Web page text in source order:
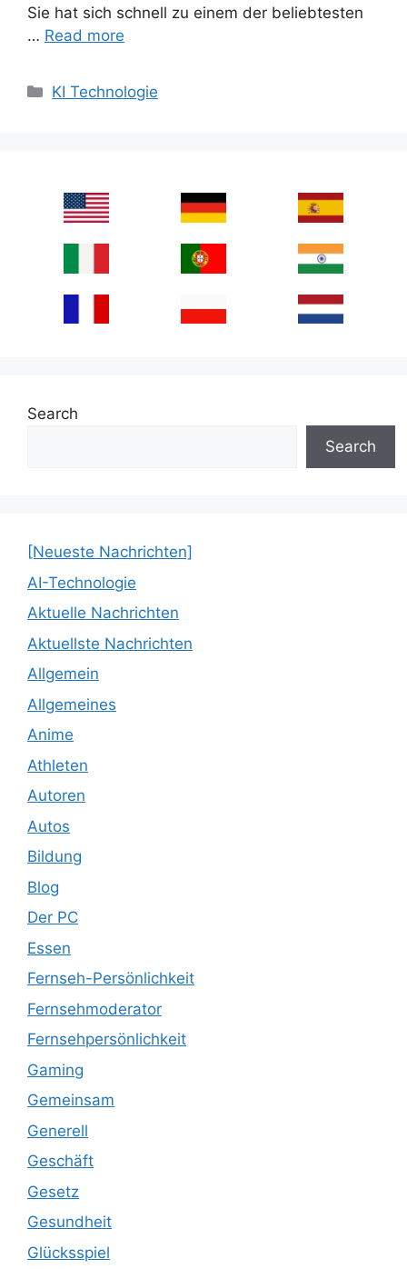
Sie hat sich schnell zu einem der beliebtesten
… Read more
Categories
KI Technologie
Search
Search
[Neueste Nachrichten]
AI-Technologie
Aktuelle Nachrichten
Aktuellste Nachrichten
Allgemein
Allgemeines
Anime
Athleten
Autoren
Autos
Bildung
Blog
Der PC
Essen
Fernseh-Persönlichkeit
Fernsehmoderator
Fernsehpersönlichkeit
Gaming
Gemeinsam
Generell
Geschäft
Gesetz
Gesundheit
Glücksspiel